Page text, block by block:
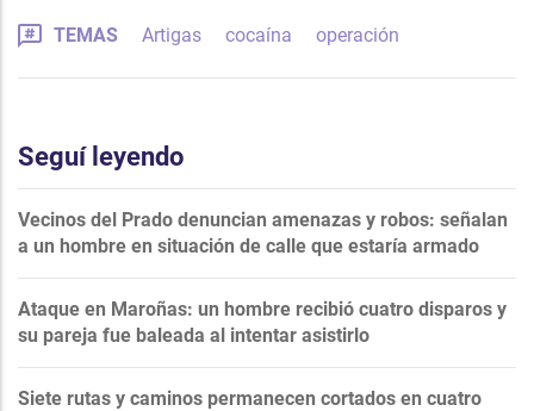
TEMAS Artigas cocaína operación
Seguí leyendo
Vecinos del Prado denuncian amenazas y robos: señalan
a un hombre en situación de calle que estaría armado
Ataque en Maroñas: un hombre recibió cuatro disparos y
su pareja fue baleada al intentar asistirlo
Siete rutas y caminos permanecen cortados en cuatro